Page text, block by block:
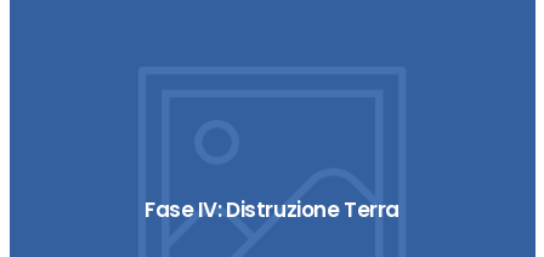
Fase IV: Distruzione Terra